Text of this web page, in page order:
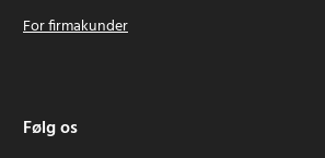
For firmakunder
Følg os